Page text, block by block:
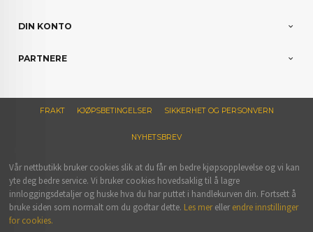
DIN KONTO
PARTNERE
FRAKT KJØPSBETINGELSER SIKKERHET OG PERSONVERN
NYHETSBREV
Vår nettbutikk bruker cookies slik at du får en bedre kjøpsopplevelse og vi kan
yte deg bedre service. Vi bruker cookies hovedsaklig til å lagre
innloggingsdetaljer og huske hva du har puttet i handlekurven din. Fortsett å
bruke siden som normalt om du godtar dette. Les merellerendre innstillinger
for cookies.